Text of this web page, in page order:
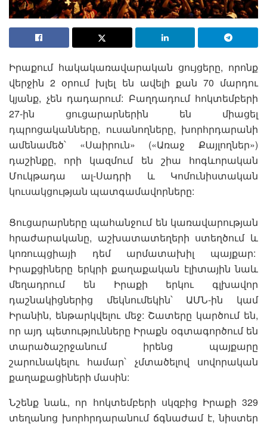
Իրաքում հակակառավարական ցույցերը, որոնք
վերջին 2 օրում խլել են ավելի քան 70 մարդու
կյանք, չեն դադարում: Բաղդադում հոկտեմբերի
27-ին ցուցարարներին են միացել
դպրոցականները, ուսանողները, խորհրդարանի
ամենամեծ՝ «Սաիրուն» («Առաջ Քայլողներ»)
դաշինքը, որի կազմում են շիա հոգևորական
Մուկթադա ալ-Սադրի և Կոմունիստական
կուսակցության պատգամավորները:
Ցուցարարները պահանջում են կառավարության
հրաժարականը, աշխատատեղերի ստեղծում և
կոռուպցիայի դեմ արմատախիլ պայքար:
Իրաքցիները երկրի քաղաքական էլիտային նաև
մեղադրում են Իրաքի երկու գլխավոր
դաշնակիցներից մեկնումեկին՝ ԱՄՆ-ին կամ
Իրանին, ենթարկվելու մեջ: Շատերը կարծում են,
որ այդ պետությունները Իրաքն օգտագործում են
տարածաշրջանում իրենց պայքարը
շարունակելու համար՝ չմտածելով սովորական
քաղաքացիների մասին:
Նշենք նաև, որ հոկտեմբերի սկզբից Իրաքի 329
տեղանոց խորհրդարանում ճգնաժամ է, նիստեր